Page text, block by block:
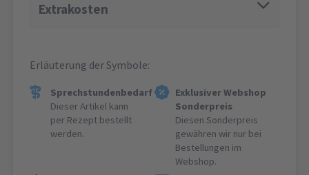
Extrakosten
Erläuterung der Symbole:
Sprechstundenbedarf
Dieser Artikel kann
per Rezept bestellt
werden.
Exklusiver Webshop
Sonderpreis
Diesen Sonderpreis
gewähren wir nur bei
Bestellungen im
Webshop.